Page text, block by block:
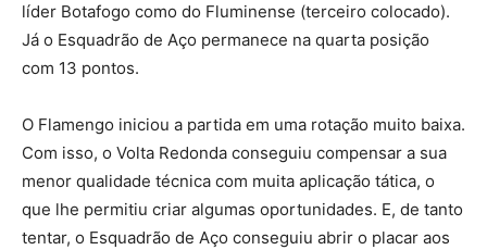
líder Botafogo como do Fluminense (terceiro colocado).
Já o Esquadrão de Aço permanece na quarta posição
com 13 pontos.
O Flamengo iniciou a partida em uma rotação muito baixa.
Com isso, o Volta Redonda conseguiu compensar a sua
menor qualidade técnica com muita aplicação tática, o
que lhe permitiu criar algumas oportunidades. E, de tanto
tentar, o Esquadrão de Aço conseguiu abrir o placar aos